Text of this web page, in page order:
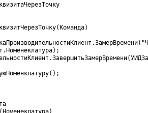
(Команда)
.ЗамерВремени(
.Номенеклатура) ;
.ЗавершитьЗамерВремени(
( ) ;
(Номенеклатура)